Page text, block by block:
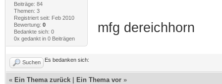
Beiträge: 84
Themen: 3
Registriert seit: Feb 2010
Bewertung: 0
Bedankte sich: 0
0x gedankt in 0 Beiträgen
mfg dereichhorn
Suchen Es bedanken sich:
« Ein Thema zurück Ein Thema vor »